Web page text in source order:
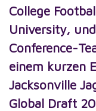
College
University,
Conference-
einem kurzen
Jacksonville
Global Draft